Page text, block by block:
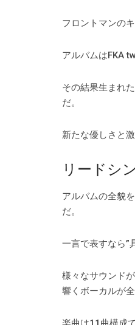
フロントマンの
アルバムはFKA
その結果生まれ
だ。
新たな優しさと
リードシ
アルバムの全貌
だ。
一言で表すなら”
様々なサウンド
響くボーカルが